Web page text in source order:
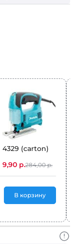
4329 (carton)
9,90 р.284,00 р.
В корзину